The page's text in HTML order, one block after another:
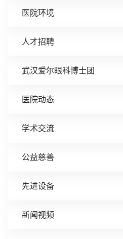
医院环境
人才招聘
武汉爱尔眼科博士团
医院动态
学术交流
公益慈善
先进设备
新闻视频